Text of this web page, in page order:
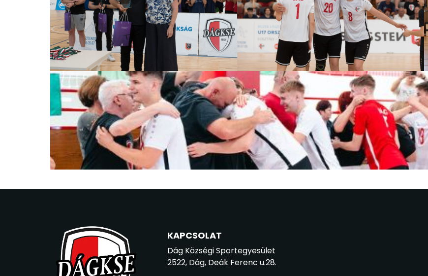
KAPCSOLAT
Dág Községi Sportegyesület
2522, Dág, Deák Ferenc u.28.